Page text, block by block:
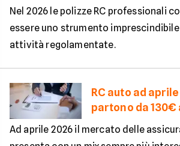
Nel 2026 le polizze RC professionali
essere uno strumento
attività regolamentate.
RC auto ad
partono da 130€
Ad aprile 2026 il mercato delle